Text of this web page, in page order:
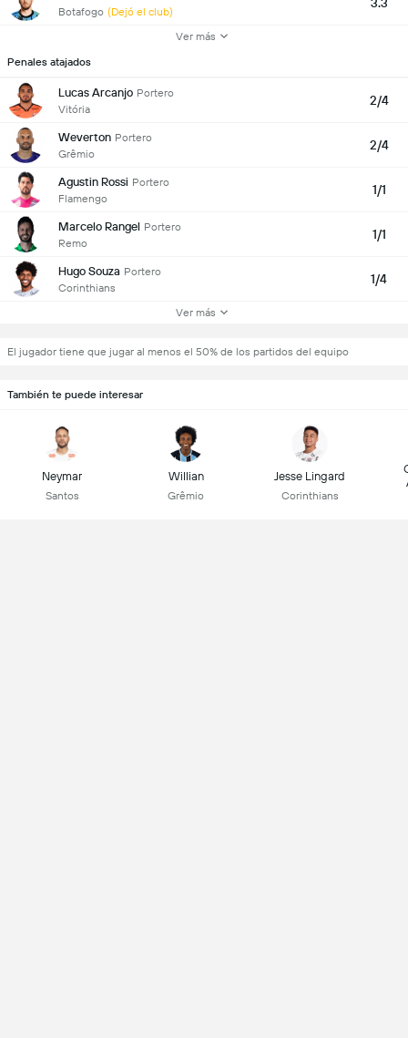
Botafogo (Dejó el club)
Ver más
Penales atajados
Lucas Arcanjo Portero
Vitória
2/4
Weverton Portero
Grêmio
2/4
Agustin Rossi Portero
Flamengo
1/1
Marcelo Rangel Portero
Remo
1/1
Hugo Souza Portero
Corinthians
1/4
Ver más
El jugador tiene que jugar al menos el 50% de los partidos del equipo
También te puede interesar
Neymar
Santos
Willian
Grêmio
Jesse Lingard
Corinthians